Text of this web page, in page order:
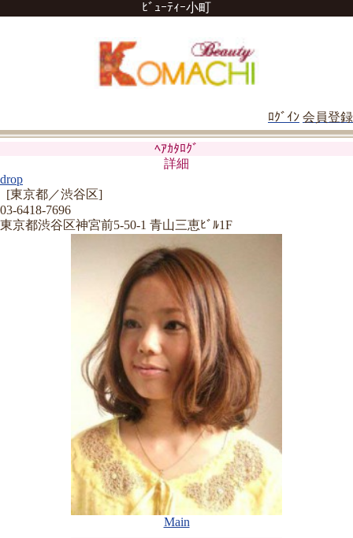
ﾋﾞｭｰﾃｨｰ小町
ﾛｸﾞｲﾝ 会員登録
ﾍｱｶﾀﾛｸﾞ
詳細
drop
[東京都／渋谷区]
03-6418-7696
東京都渋谷区神宮前5-50-1 青山三恵ﾋﾞﾙ1F
Main